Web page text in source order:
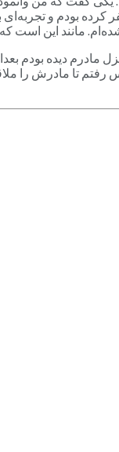
کرده بودم و
مانند این
دیده بودم
تا مادرش را